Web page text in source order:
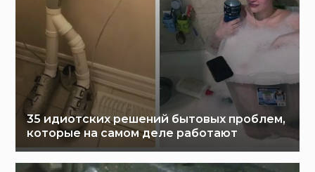
35 идиотских решений бытовых проблем,
которые на самом деле работают